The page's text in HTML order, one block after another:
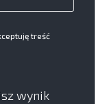
treść
wynik